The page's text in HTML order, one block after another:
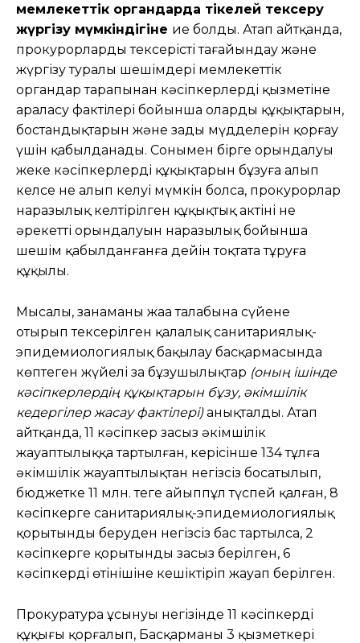
мемлекеттік органдарда тікелей тексеру
жүргізу мүмкіндігіне ие болды. Атап айтқанда,
прокурорлардың тексерісті тағайындау және
жүргізу туралы шешімдері мемлекеттік
органдар тарапынан кәсіпкерлердің қызметіне
араласу фактілері бойынша олардың құқықтарын,
бостандықтарын және заңды мүдделерін қорғау
үшін қабылданады. Сонымен бірге орындалуы
жеке кәсіпкерлердің құқықтарын бұзуға алып
келсе не алып келуі мүмкін болса, прокурорлар
наразылық келтірілген құқықтық актінің не
әрекеттің орындалуын наразылық бойынша
шешім қабылданғанға дейін тоқтата тұруға
құқылы.
Мысалы, заңнаманың жаңа талабына сүйене
отырып тексерілген қалалық санитариялық-
эпидемиологиялық бақылау басқармасында
көптеген жүйелі заң бұзушылықтар (оның ішінде
кәсіпкерлердің құқықтарын бұзу, әкімшілік
кедергілер жасау фактілері)анықталды. Атап
айтқанда, 11 кәсіпкер заңсыз әкімшілік
жауаптылыққа тартылған, керісінше 134 тұлға
әкімшілік жауаптылықтан негізсіз босатылып,
бюджетке 11 млн. теңге айыппұл түспей қалған, 8
кәсіпкерге санитариялық-эпидемиологиялық
қорытынды беруден негізсіз бас тартылса, 2
кәсіпкерге қорытынды заңсыз берілген, 6
кәсіпкердің өтінішіне кешіктіріп жауап берілген.
Прокуратура ұсынуы негізінде 11 кәсіпкердің
құқығы қорғалып, Басқарманың 3 қызметкері